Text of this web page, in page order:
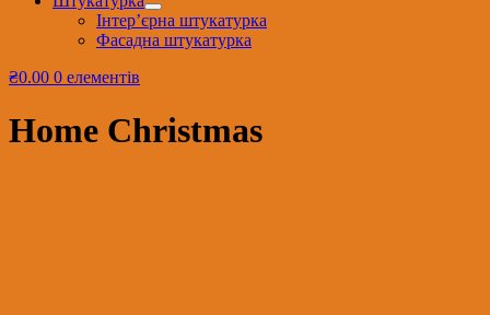
Інтер’єрна штукатурка
Фасадна штукатурка
₴0.00 0 елементів
Home Christmas